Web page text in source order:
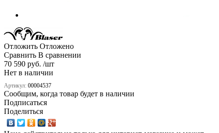
Отложить Отложено
Сравнить В сравнении
70 590 руб. /шт
Нет в наличии
Артикул: 00004537
Сообщим, когда товар будет в наличии
Подписаться
Поделиться